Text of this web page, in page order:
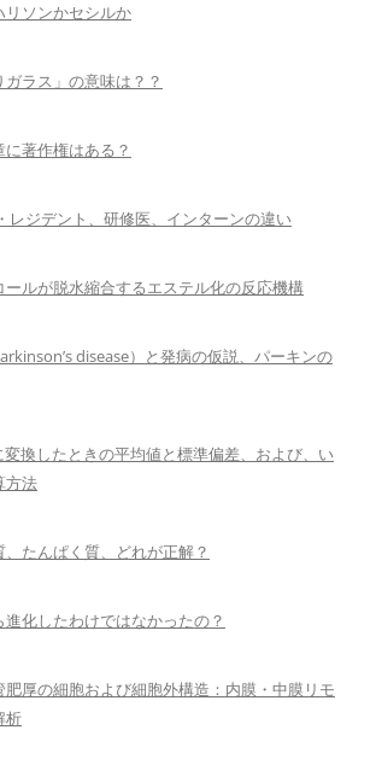
リソンかセシルか
ラス」の意味は？？
著作権はある？
レジデント、研修医、インターンの違い
ールが脱水縮合するエステル化の反応機構
disease）と発病の仮説、パーキンの
換したときの平均値と標準偏差、および、い
方法
たんぱく質、どれが正解？
化したわけではなかったの？
厚の細胞および細胞外構造：内膜・中膜リモ
析